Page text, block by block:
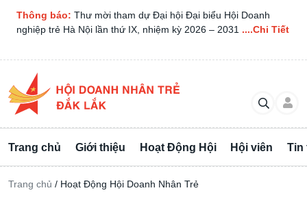
Thông báo: Thư mời tham dự Đại hội Đại biểu Hội Doanh
nghiệp trẻ Hà Nội lần thứ IX, nhiệm kỳ 2026 – 2031 ....Chi Tiết
Trang chủ Giới thiệu Hoạt Động Hội Hội viên Tin
Trang chủ / Hoạt Động Hội Doanh Nhân Trẻ